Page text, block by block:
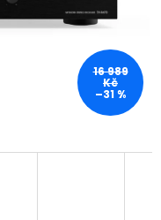
16 989
Kč
–31 %